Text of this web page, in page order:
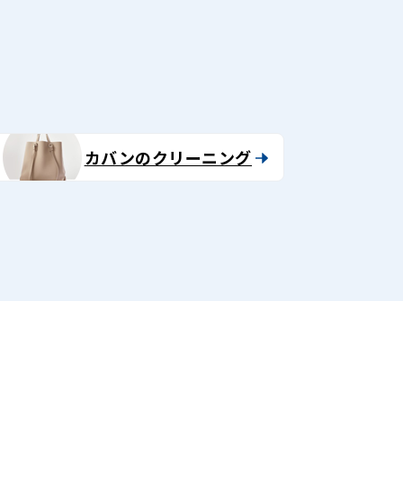
カバンのクリーニング